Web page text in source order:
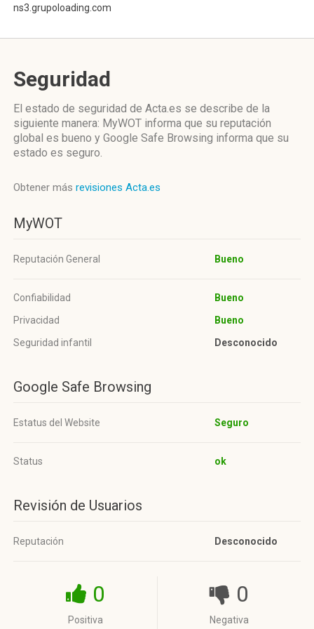
ns3.grupoloading.com
Seguridad
El estado de seguridad de Acta.es se describe de la
siguiente manera: MyWOT informa que su reputación
global es bueno y Google Safe Browsing informa que su
estado es seguro.
Obtener más revisiones Acta.es
MyWOT
Reputación General Bueno
Confiabilidad
Bueno
Privacidad
Bueno
Seguridad infantil
Desconocido
Google Safe Browsing
Estatus del Website Seguro
Status ok
Revisión de Usuarios
Reputación Desconocido
0
Positiva
0
Negativa